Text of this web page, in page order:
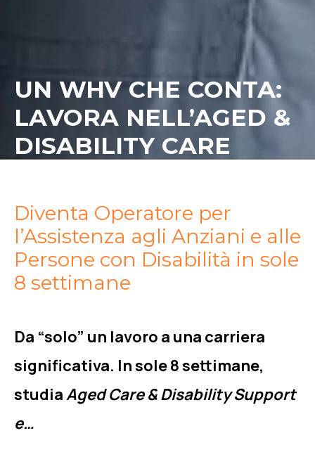
UN WHV CHE CONTA:
LAVORA NELL’AGED &
DISABILITY CARE
Diventa Operatore per
l’Assistenza agli Anziani e alle
Persone con Disabilità in sole
8 settimane
Da “solo” un lavoro a una carriera
significativa. In sole 8 settimane,
studiaAged Care & Disability Support
e…